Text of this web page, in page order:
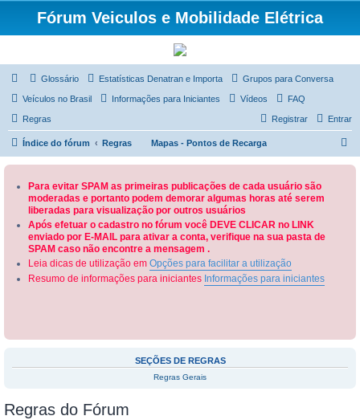
Fórum Veiculos e Mobilidade Elétrica
Glossário Estatísticas Denatran e Importa Grupos para Conversa
Veículos no Brasil Informações para Iniciantes Vídeos FAQ
Regras Entrar
Registrar
Índice do fórum Regras Mapas - Pontos de Recarga
Para evitar SPAM as primeiras publicações de cada usuário são
moderadas e portanto podem demorar algumas horas até serem
liberadas para visualização por outros usuários
Após efetuar o cadastro no fórum você DEVE CLICAR no LINK
enviado por E-MAIL para ativar a conta, verifique na sua pasta de
SPAM caso não encontre a mensagem .
Leia dicas de utilização em Opções para facilitar a utilização
Resumo de informações para iniciantes Informações para iniciantes
SEÇÕES DE REGRAS
Regras Gerais
Regras do Fórum